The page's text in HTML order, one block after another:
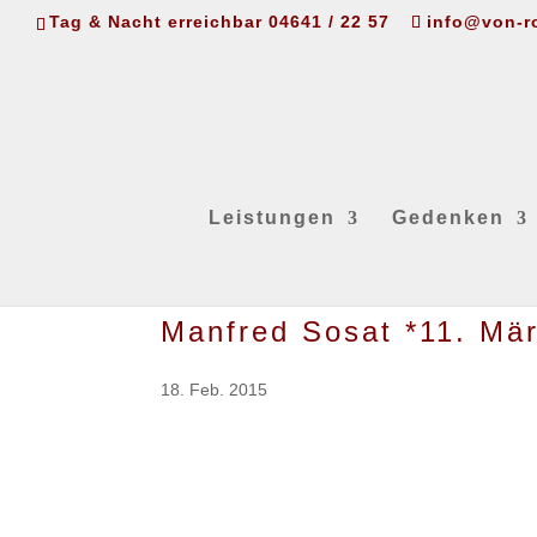
Tag & Nacht erreichbar 04641 / 22 57 info@von-
Leistungen Gedenken
Manfred Sosat *11.
18. Feb. 2015